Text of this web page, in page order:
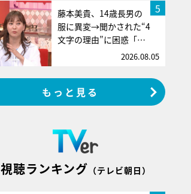
5
藤本美貴、14歳長男の
服に異変→聞かされた“4
文字の理由”に困惑「…
2026.08.05
もっと見る
視聴ランキング （テレビ朝日）